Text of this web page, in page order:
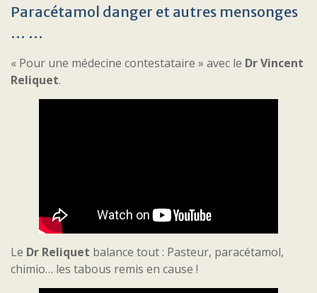
Paracétamol danger et autres mensonges
… …
« Pour une médecine contestataire » avec le Dr Vincent
Reliquet.
Le Dr Reliquet balance tout : Pasteur, paracétamol,
chimio… les tabous remis en cause !